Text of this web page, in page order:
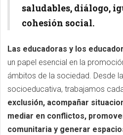
saludables, diálogo,
cohesión social.
Las educadoras y los
un papel esencial en la
ámbitos de la sociedad. Desde
socioeducativa, trabajamos
exclusión, acompañar
mediar en conflictos,
comunitaria y generar